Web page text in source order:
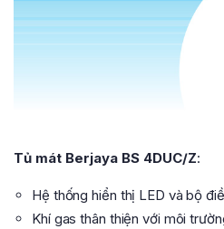
Tủ mát Berjaya BS 4DUC/Z:
Hệ thống hiển thị LED và bộ
Khí gas thân thiện với môi